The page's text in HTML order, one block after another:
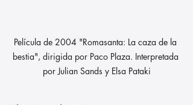
Película de 2004 "Romasanta: La caza de la
bestia", dirigida por Paco Plaza. Interpretada
por Julian Sands y Elsa Pataki